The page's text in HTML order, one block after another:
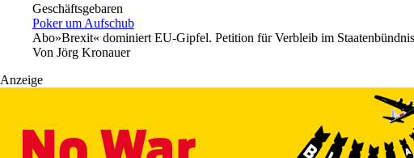
Geschäftsgebaren
Poker um Aufschub
Abo»Brexit« dominiert EU-Gipfel. Petition für Verbleib im
Von Jörg Kronauer
Anzeige